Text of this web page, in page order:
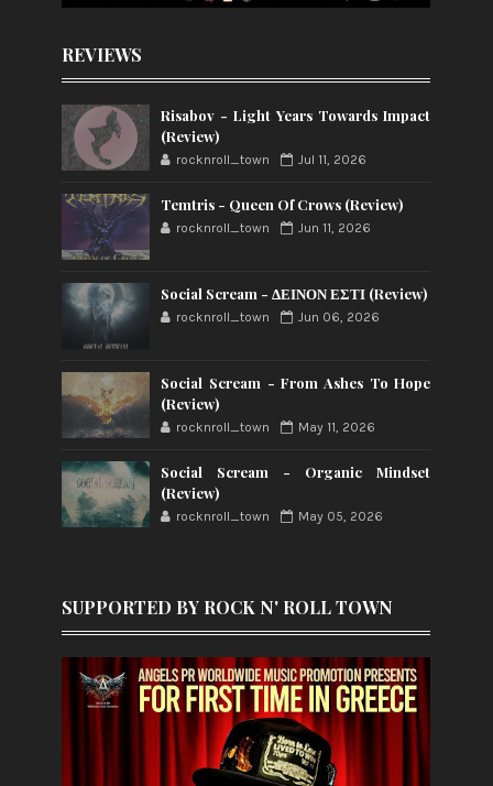
REVIEWS
Risabov - Light Years Towards Impact
(Review)
rocknroll_town Jul 11, 2026
Temtris - Queen Of Crows (Review)
rocknroll_town Jun 11, 2026
Social Scream - ΔΕΙΝΟΝ ΕΣΤΙ (Review)
rocknroll_town Jun 06, 2026
Social Scream - From Ashes To Hope
(Review)
rocknroll_town May 11, 2026
Social Scream - Organic Mindset
(Review)
rocknroll_town May 05, 2026
SUPPORTED BY ROCK N' ROLL TOWN